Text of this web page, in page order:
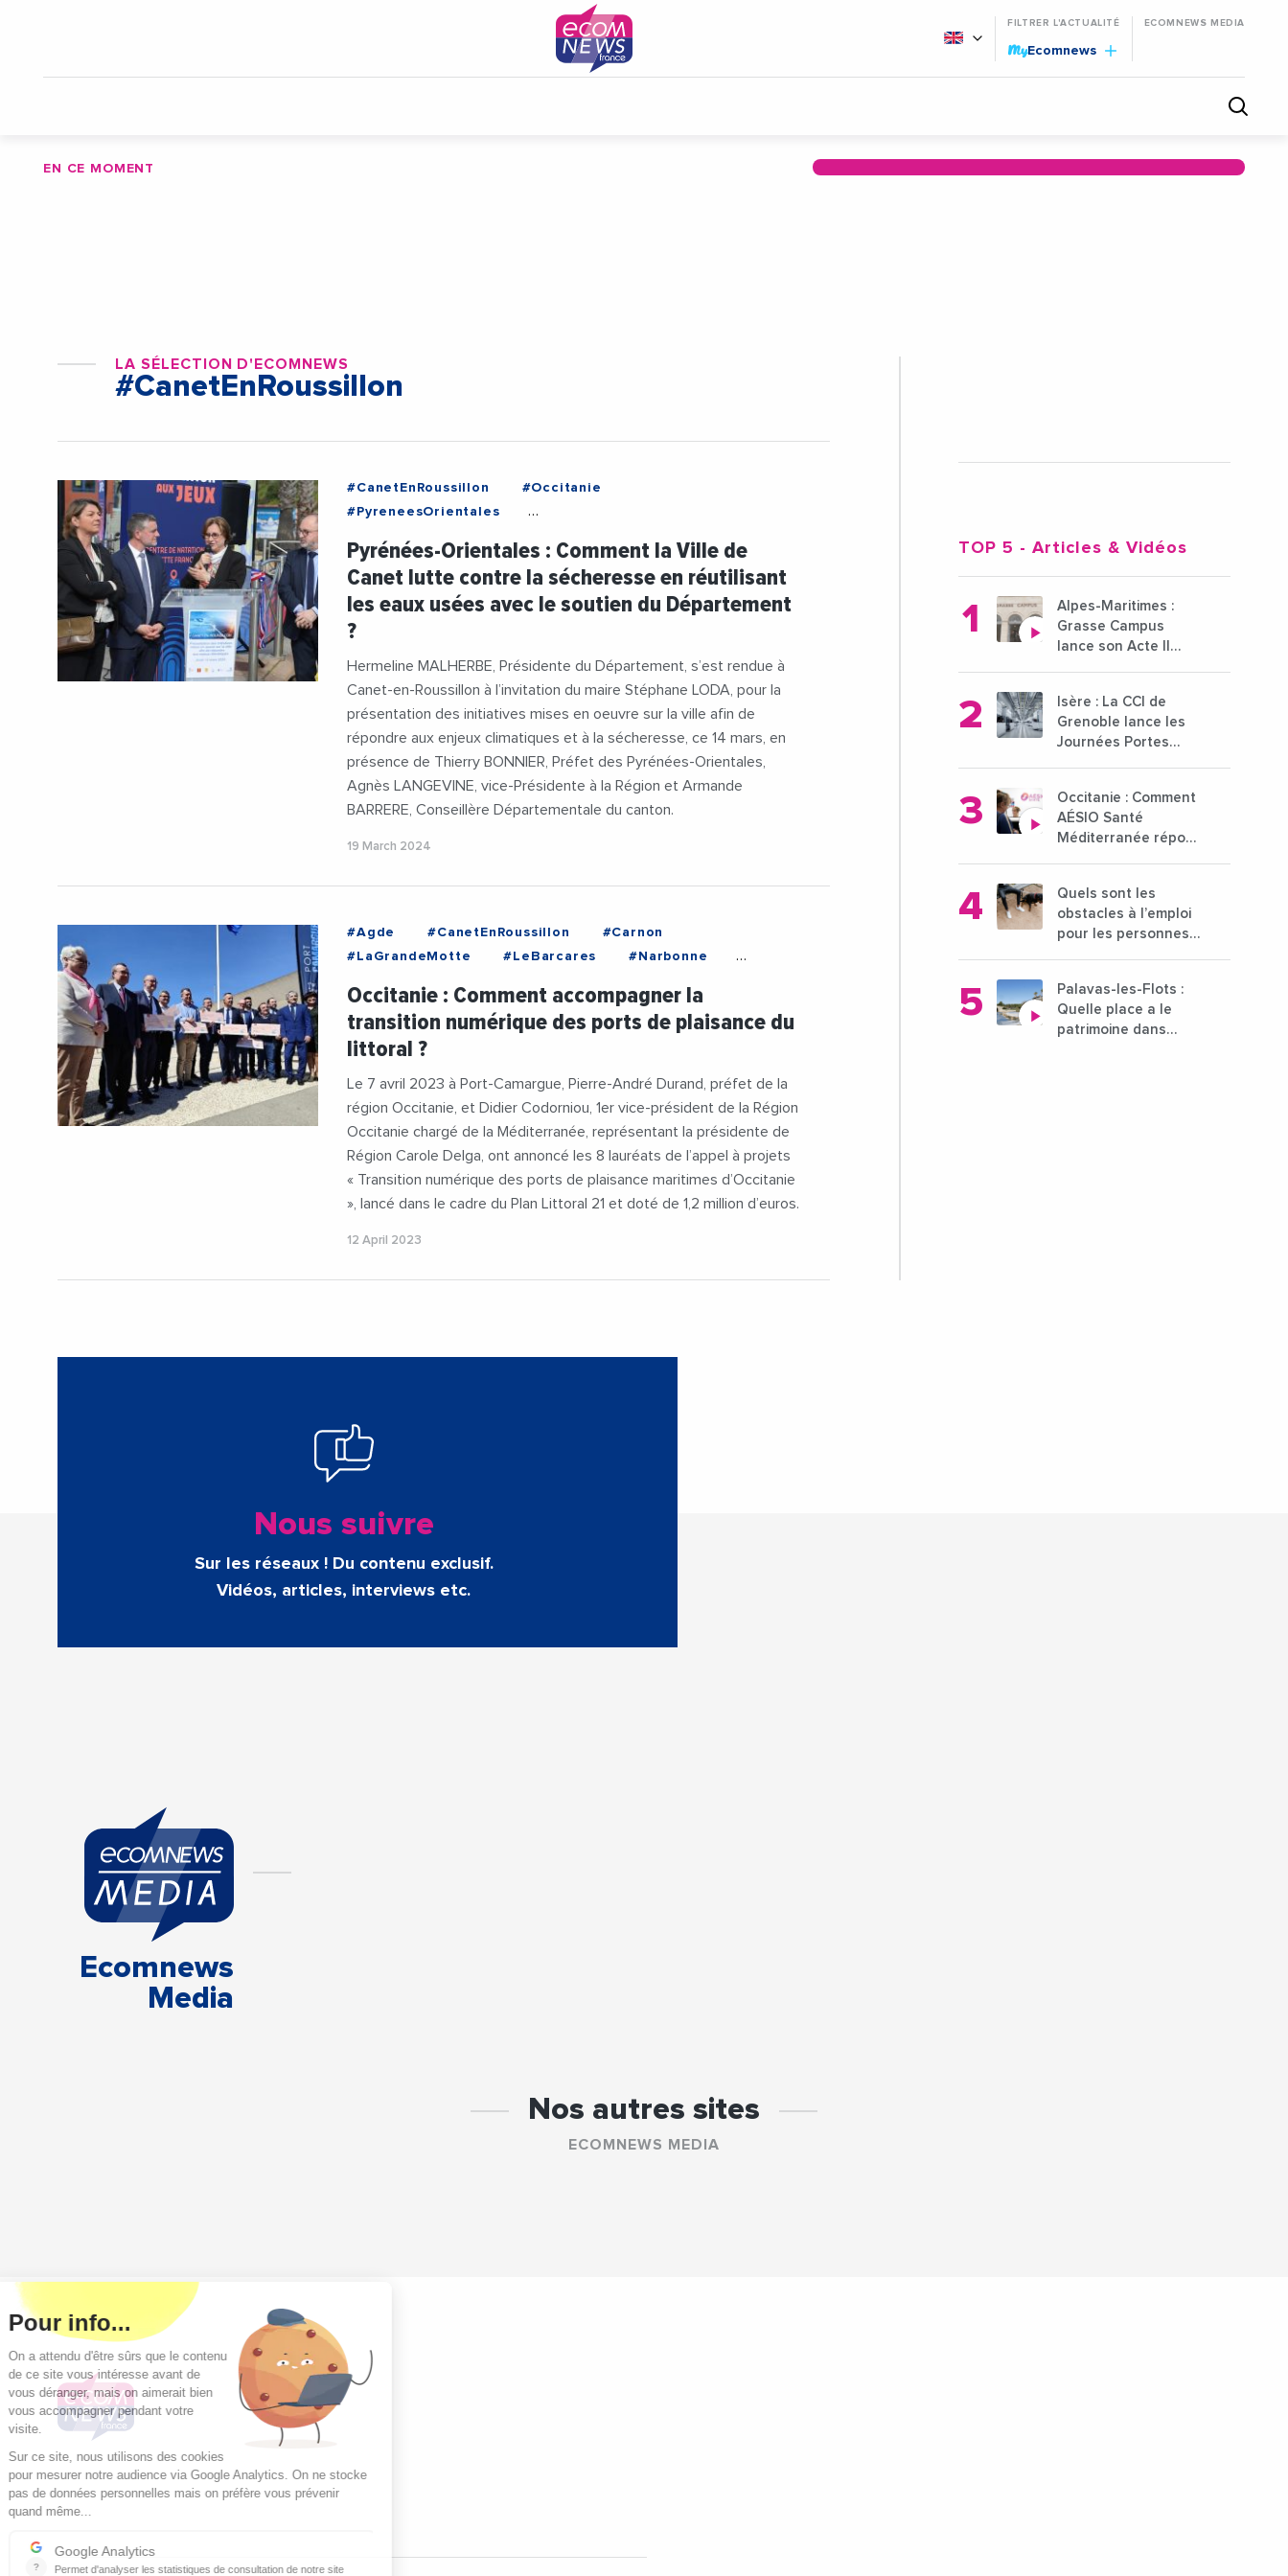
FILTRER L'ACTUALITÉ
MyEcomnews
ECOMNEWS MEDIA
EN CE MOMENT
LA SÉLECTION D'ECOMNEWS
#CanetEnRoussillon
#CanetEnRoussillon
#Occitanie
#PyreneesOrientales
#HermelineMalherbe
#RechauffementClimatique
#Secheresse
#TransitionEcologique
Pyrénées-Orientales : Comment la Ville de
Canet lutte contre la sécheresse en réutilisant
les eaux usées avec le soutien du Département
?
Hermeline MALHERBE, Présidente du Département, s’est rendue à
Canet-en-Roussillon à l’invitation du maire Stéphane LODA, pour la
présentation des initiatives mises en oeuvre sur la ville afin de
répondre aux enjeux climatiques et à la sécheresse, ce 14 mars, en
présence de Thierry BONNIER, Préfet des Pyrénées-Orientales,
Agnès LANGEVINE, vice-Présidente à la Région et Armande
BARRERE, Conseillère Départementale du canton.
19 March 2024
#Agde #CanetEnRoussillon
#Carnon
#LaGrandeMotte
#LeBarcares
#Narbonne
#DidierCodorniou
#Economie
#Environnement
#Financement
#Littoral
#Nautisme
#PlanLittoral21
Occitanie : Comment accompagner la
transition numérique des ports de plaisance du
littoral ?
Le 7 avril 2023 à Port-Camargue, Pierre-André Durand, préfet de la
région Occitanie, et Didier Codorniou, 1er vice-président de la Région
Occitanie chargé de la Méditerranée, représentant la présidente de
Région Carole Delga, ont annoncé les 8 lauréats de l’appel à projets
« Transition numérique des ports de plaisance maritimes d’Occitanie
», lancé dans le cadre du Plan Littoral 21 et doté de 1,2 million d’euros.
12 April 2023
TOP 5 - Articles & Vidéos
Alpes-Maritimes :
Grasse Campus
lance son Acte II
pour l'enseignement
supérieur
Isère : La CCI de
Grenoble lance les
Journées Portes
21 octobre 2024
Occitanie : Comment
AÉSIO Santé
Méditerranée répond
médicaux ?
Quels sont les
obstacles à l’emploi
pour les personnes
Palavas-les-Flots :
Quelle place a le
patrimoine dans
Nous suivre
Sur les réseaux ! Du contenu exclusif.
Vidéos, articles, interviews etc.
Ecomnews
Media
Nos autres sites
ECOMNEWS MEDIA